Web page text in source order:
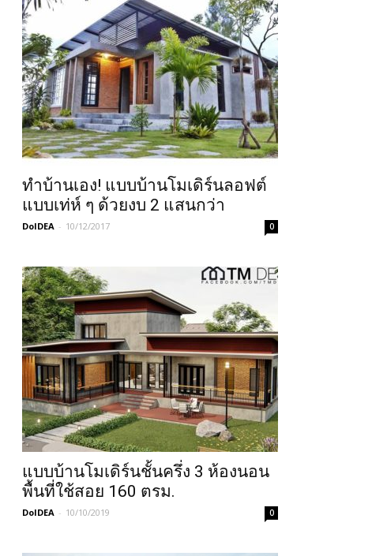
ทำบ้านเอง! แบบบ้านโมเดิร์นลอฟต์
แบบเท่ห์ ๆ ด้วยงบ 2 แสนกว่า
DoIDEA - 10/12/2017 0
แบบบ้านโมเดิร์นชั้นครึ่ง 3 ห้องนอน
พื้นที่ใช้สอย 160 ตรม.
DoIDEA - 10/10/2019 0